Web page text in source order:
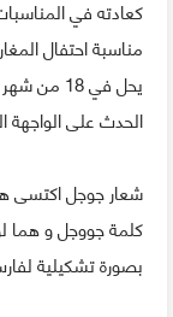
كعادته في
مناسبة احتفال
يحل في
الحدث على الواجهة
شعار جوجل اكتسى
بصورة تشكيلية